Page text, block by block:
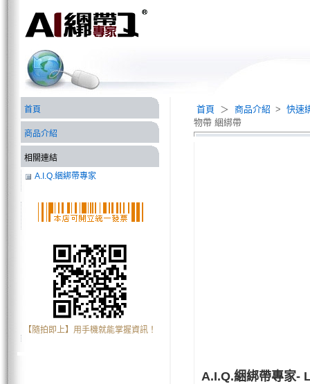
首頁 ＞ 商品介紹 > 快速
物帶 綑綁帶
A.I.Q.綑綁帶專家-
首頁
商品介紹
相關連結
A.I.Q.綑綁帶專家
【隨拍即上】用手機就能掌握資訊！